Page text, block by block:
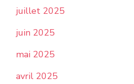
juillet 2025
juin 2025
mai 2025
avril 2025